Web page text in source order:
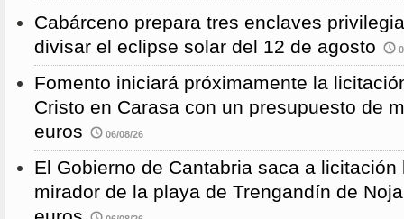
Cabárceno prepara tres enclaves
divisar el eclipse solar del 12 de agosto
Fomento iniciará próximamente la
Cristo en Carasa con un presupuesto de
euros
06/08/26
El Gobierno de Cantabria saca a
mirador de la playa de Trengandín de